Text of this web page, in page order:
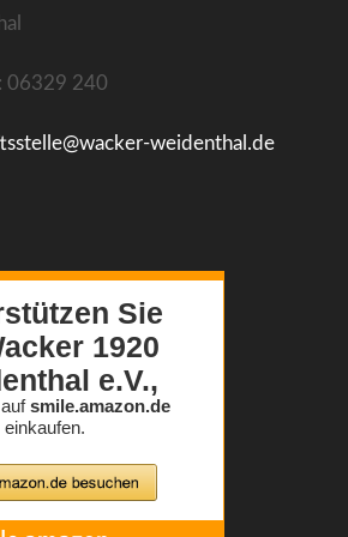
06329 240
weidenthal.de